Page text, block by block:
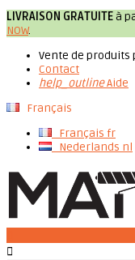
LIVRAISON GRATUITEà
NOW.
Vente de
Contact
help_outlineAide
Français
Français fr
Nederlands nl
